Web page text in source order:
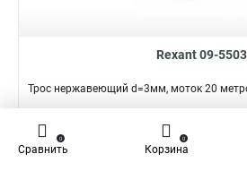
Rexant 09-5503
Трос нержавеющий d=3мм, моток 20
Подробнее
Наличие:
Сравнить
0
Корзина
0